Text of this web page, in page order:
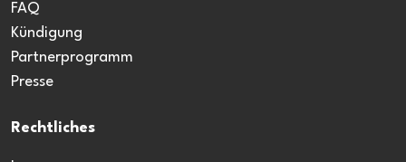
FAQ
Kündigung
Partnerprogramm
Presse
Rechtliches